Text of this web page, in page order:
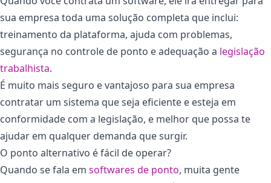
sua empresa toda uma solução completa que inclui:
treinamento da plataforma, ajuda com problemas,
segurança no controle de ponto e adequação a legislação
trabalhista.
É muito mais seguro e vantajoso para sua empresa
contratar um sistema que seja eficiente e esteja em
conformidade com a legislação, e melhor que possa te
ajudar em qualquer demanda que surgir.
O ponto alternativo é fácil de operar?
Quando se fala em softwares de ponto, muita gente